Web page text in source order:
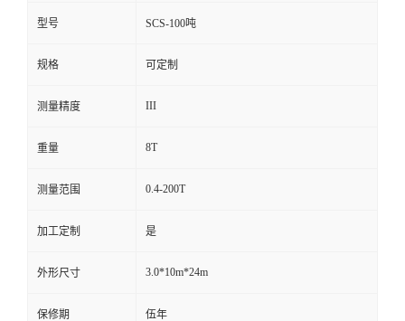
型号 SCS-100吨
规格 可定制
测量精度 III
重量 8T
测量范围 0.4-200T
加工定制 是
外形尺寸 3.0*10m*24m
保修期 伍年